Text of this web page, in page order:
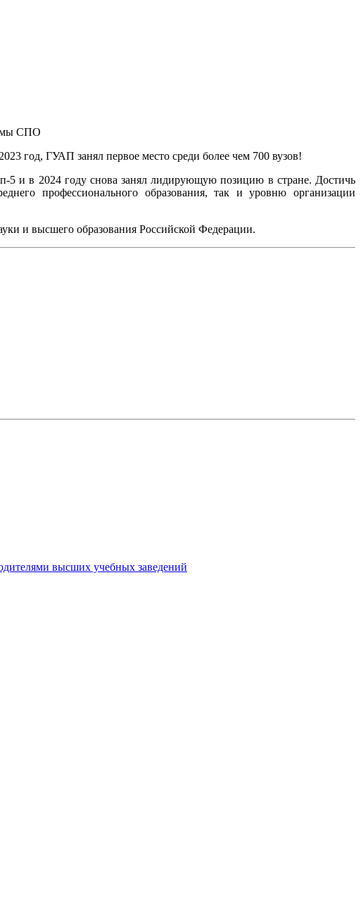
СПО
год, ГУАП занял первое место среди более чем 700 вузов!
5 и в 2024 году снова занял лидирующую позицию в стране. Достичь
профессионального образования, так и уровню организации
и высшего образования Российской Федерации.
высших учебных заведений